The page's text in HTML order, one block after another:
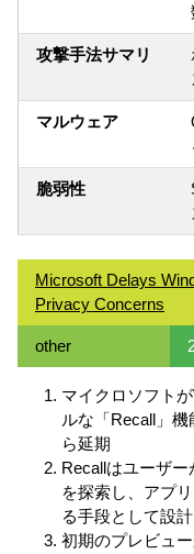
攻撃手法サマリ
マルウェア
脆弱性
Microsoft Delays
Privacy Concerns
other
マイクロソフト
ルな「Recall」
ら延期
Recallはユーザー
を探索し、アプ
る手段として設
初期のプレビュ